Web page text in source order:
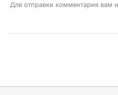
Для отправки комментария вам